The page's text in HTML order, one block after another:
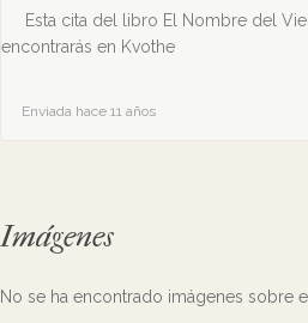
Esta cita del libro El Nombre del
encontrarás en Kvothe
Enviada hace 11 años
Imágenes
No se ha encontrado imágenes sobre